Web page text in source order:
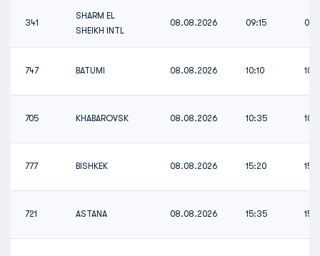
341
SHARM EL
SHEIKH INTL
08.08.2026 09:15
747 BATUMI 08.08.2026 10:10
705 KHABAROVSK 08.08.2026 10:35
777 BISHKEK 08.08.2026 15:20
721 ASTANA 08.08.2026 15:35